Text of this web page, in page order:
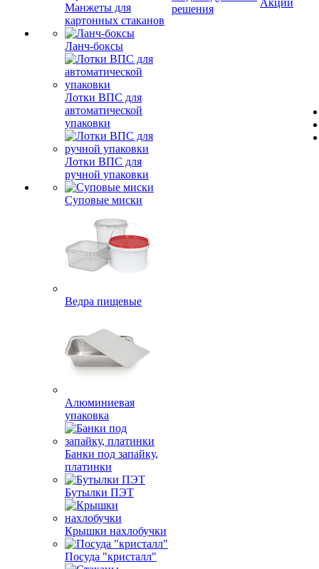
Манжеты для
картонных стаканов
Ланч-боксы
Лотки ВПС для
автоматической
упаковки
Лотки ВПС для
ручной упаковки
Суповые миски
Ведра пищевые
Алюминиевая
упаковка
Банки под запайку,
платинки
Бутылки ПЭТ
Крышки нахлобучки
Посуда "кристалл"
решения
Акции